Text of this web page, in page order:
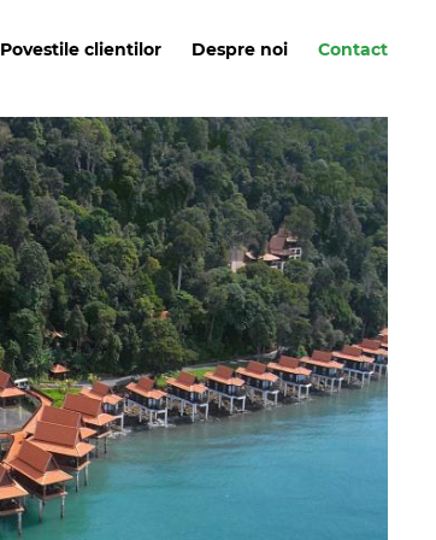
Povestile clientilor Despre noi Contact